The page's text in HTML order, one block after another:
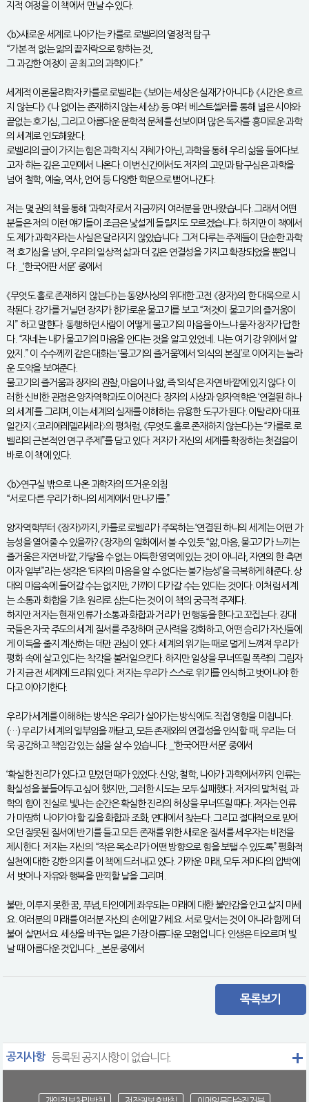
지적 여정을 이 책에서 만날 수 있다.
<b>새로운 세계로 나아가는 카를로 로벨리의 열정적 탐구
“가본 적 없는 앎의 끝자락으로 향하는 것,
그 과감한 여정이 곧 최고의 과학이다.”
세계적 이론물리학자 카를로 로벨리는 《보이는 세상은 실재가 아니다》 《시간은 흐르
지 않는다》 《나 없이는 존재하지 않는 세상》 등 여러 베스트셀러를 통해 넓은 시야와
끝없는 호기심, 그리고 아름다운 문학적 문체를 선보이며 많은 독자를 흥미로운 과학
의 세계로 인도해왔다.
로벨리의 글이 가지는 힘은 과학 지식 자체가 아닌, 과학을 통해 우리 삶을 들여다보
고자 하는 깊은 고민에서 나온다. 이번 신간에서도 저자의 고민과 탐구심은 과학을
넘어 철학, 예술, 역사, 언어 등 다양한 학문으로 뻗어나간다.
저는 몇 권의 책을 통해 ‘과학자’로서 지금까지 여러분을 만나왔습니다. 그래서 어떤
분들은 저의 이런 얘기들이 조금은 낯설게 들릴지도 모르겠습니다. 하지만 이 책에서
도 제가 과학자라는 사실은 달라지지 않았습니다. 그저 다루는 주제들이 단순한 과학
적 호기심을 넘어, 우리의 일상적 삶과 더 깊은 연결성을 가지고 확장되었을 뿐입니
다. _‘한국어판 서문’ 중에서
《무엇도 홀로 존재하지 않는다》는 동양사상의 위대한 고전 《장자》의 한 대목으로 시
작된다. 강가를 거닐던 장자가 한가로운 물고기를 보고 “저것이 물고기의 즐거움이
지” 하고 말한다. 동행하던 사람이 어떻게 물고기의 마음을 아느냐 묻자 장자가 답한
다. “자네는 내가 물고기의 마음을 안다는 것을 알고 있었네. 나는 여기 강 위에서 알
았지.” 이 수수께끼 같은 대화는 ‘물고기의 즐거움’에서 ‘의식의 본질’로 이어지는 놀라
운 도약을 보여준다.
물고기의 즐거움과 장자의 관찰, 마음이나 앎, 즉 ‘의식’은 자연 바깥에 있지 않다. 이
러한 신비한 관점은 양자역학과도 이어진다. 장자의 사상과 양자역학은 ‘연결된 하나
의 세계’를 그리며, 이는 세계의 실재를 이해하는 유용한 도구가 된다. 이탈리아 대표
일간지 〈코리에레델라세라〉의 평처럼, 《무엇도 홀로 존재하지 않는다》는 “카를로 로
벨리의 근본적인 연구 주제”를 담고 있다. 저자가 자신의 세계를 확장하는 첫걸음이
바로 이 책에 있다.
<b>연구실 밖으로 나온 과학자의 뜨거운 외침
“서로 다른 우리가 하나의 세계에서 만나기를.”
양자역학부터 《장자》까지, 카를로 로벨리가 주목하는 ‘연결된 하나의 세계’는 어떤 가
능성을 열어줄 수 있을까? 《장자》의 일화에서 볼 수 있듯 “앎, 마음, 물고기가 느끼는
즐거움은 자연 바깥, 가닿을 수 없는 아득한 영역에 있는 것이 아니라, 자연의 한 측면
이자 일부”라는 생각은 ‘타자의 마음을 알 수 없다는 불가능성’을 극복하게 해준다. 상
대의 마음속에 들어갈 수는 없지만, 가까이 다가갈 수는 있다는 것이다. 이처럼 세계
는 소통과 화합을 기초 원리로 삼는다는 것이 이 책의 궁극적 주제다.
하지만 저자는 현재 인류가 소통과 화합과 거리가 먼 행동을 한다고 꼬집는다. 강대
국들은 자국 주도의 세계 질서를 주장하며 군사력을 강화하고, 어떤 승리가 자신들에
게 이득을 줄지 계산하는 데만 관심이 있다. 세계의 위기는 때로 멀게 느껴져 우리가
평화 속에 살고 있다는 착각을 불러일으킨다. 하지만 일상을 무너뜨릴 폭력의 그림자
가 지금 전 세계에 드리워 있다. 저자는 우리가 스스로 위기를 인식하고 벗어나야 한
다고 이야기한다.
우리가 세계를 이해하는 방식은 우리가 살아가는 방식에도 직접 영향을 미칩니다.
(…) 우리가 세계의 일부임을 깨닫고, 모든 존재와의 연결성을 인식할 때, 우리는 더
욱 공감하고 책임감 있는 삶을 살 수 있습니다. _‘한국어판 서문’ 중에서
‘확실한 진리’가 있다고 믿었던 때가 있었다. 신앙, 철학, 나아가 과학에서까지 인류는
확실성을 붙들어두고 싶어 했지만, 그러한 시도는 모두 실패했다. 저자의 말처럼, 과
학의 힘이 진실로 빛나는 순간은 확실한 진리의 허상을 무너뜨릴 때다. 저자는 인류
가 마땅히 나아가야 할 길을 화합과 조화, 연대에서 찾는다. 그리고 절대적으로 믿어
오던 잘못된 질서에 반기를 들고 모든 존재를 위한 새로운 질서를 세우자는 비전을
제시한다. 저자는 자신의 “작은 목소리가 어떤 방향으로 힘을 보탤 수 있도록” 평화적
실천에 대한 강한 의지를 이 책에 드러내고 있다. 가까운 미래, 모두 저마다의 압박에
서 벗어나 자유와 행복을 만끽할 날을 그리며.
불만, 이루지 못한 꿈, 푸념, 타인에게 좌우되는 미래에 대한 불안감을 안고 살지 마세
요. 여러분의 미래를 여러분 자신의 손에 맡기세요. 서로 맞서는 것이 아니라 함께 더
불어 살면서요. 세상을 바꾸는 일은 가장 아름다운 모험입니다. 인생은 타오르며 빛
날 때 아름다운 것입니다. _본문 중에서
목록보기
공지사항 등록된 공지사항이 없습니다.